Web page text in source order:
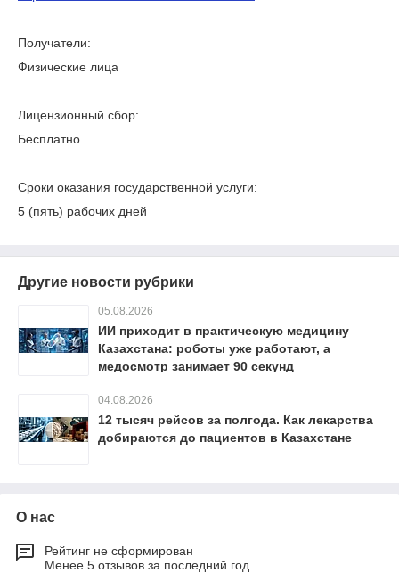
Получатели:
Физические лица
Лицензионный сбор:
Бесплатно
Сроки оказания государственной услуги:
5 (пять) рабочих дней
Другие новости рубрики
05.08.2026
ИИ приходит в практическую медицину
Казахстана: роботы уже работают, а
медосмотр занимает 90 секунд
04.08.2026
12 тысяч рейсов за полгода. Как лекарства
добираются до пациентов в Казахстане
О нас
Рейтинг не сформирован
Менее 5 отзывов за последний год